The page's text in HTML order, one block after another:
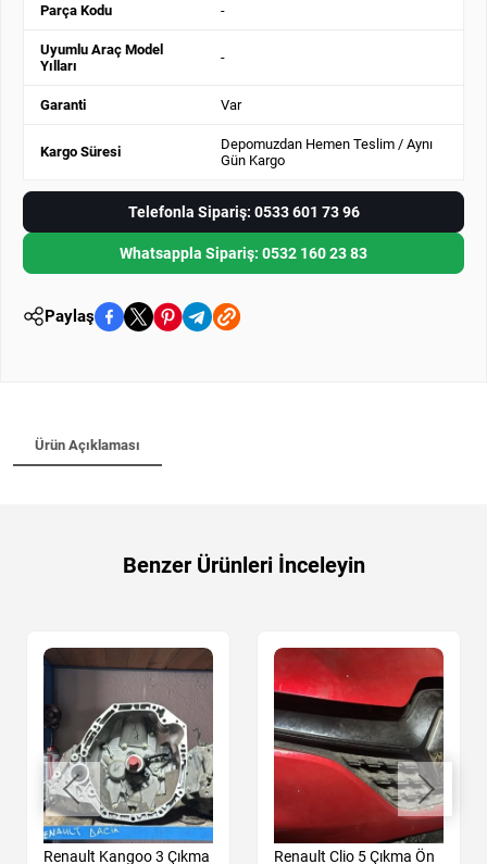
Parça Kodu -
Uyumlu Araç Model
Yılları
-
Garanti Var
Kargo Süresi
Depomuzdan Hemen Teslim / Aynı
Gün Kargo
Telefonla Sipariş: 0533 601 73 96
Whatsappla Sipariş: 0532 160 23 83
Paylaş
Ürün Açıklaması
Benzer Ürünleri İnceleyin
Renault Kangoo 3 Çıkma
Renault Clio 5 Çıkma Ön